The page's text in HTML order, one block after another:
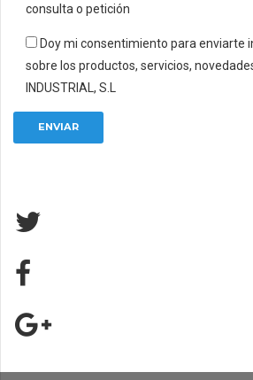
consulta o petición
Doy mi consentimiento para enviarte
sobre los productos, servicios,
INDUSTRIAL, S.L